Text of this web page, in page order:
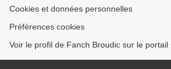
Cookies et données personnelles
Préférences cookies
Voir le profil de Fanch Broudic sur le portail